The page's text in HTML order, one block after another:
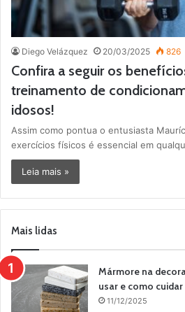
Diego Velázquez 20/03/2025 826
Confira a seguir os
treinamento de
idosos!
Assim como pontua o entusiasta
exercícios físicos é essencial em
Leia mais »
Mais lidas
Mármore na
usar e como
11/12/2025